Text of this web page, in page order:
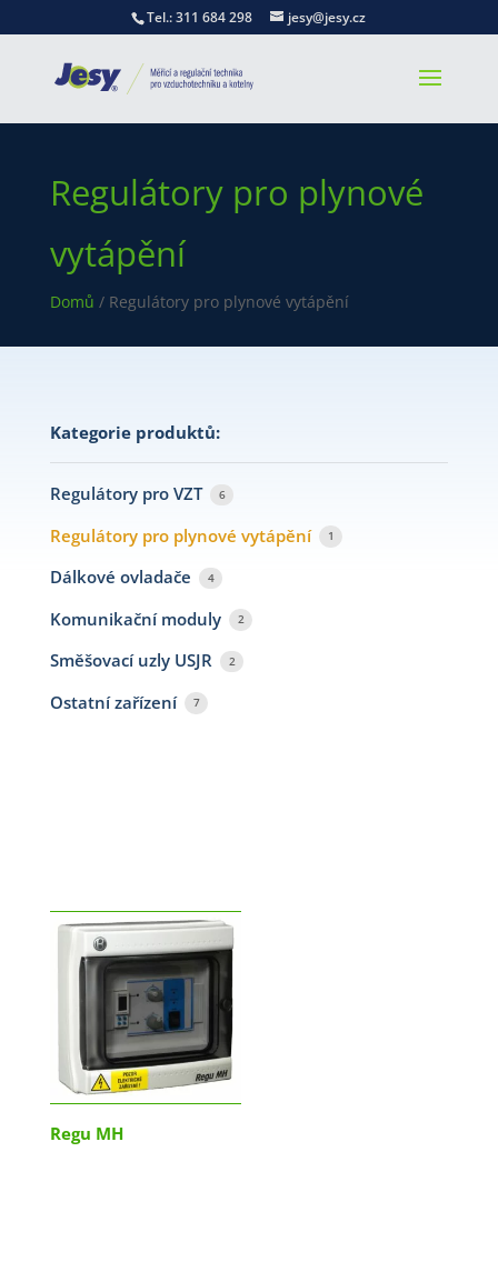
Tel.: 311 684 298 jesy@jesy.cz
Regulátory pro plynové
vytápění
Domů / Regulátory pro plynové vytápění
Kategorie produktů:
Regulátory pro VZT 6
Regulátory pro plynové vytápění 1
Dálkové ovladače 4
Komunikační moduly 2
Směšovací uzly USJR 2
Ostatní zařízení 7
Regu MH